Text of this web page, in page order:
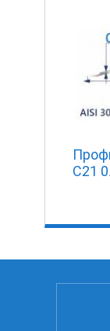
С21